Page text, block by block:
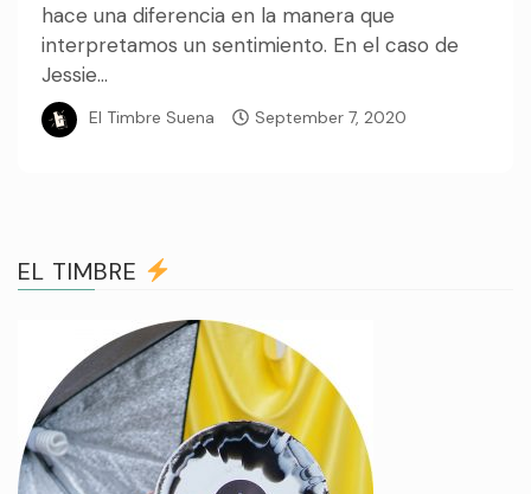
hace una diferencia en la manera que
interpretamos un sentimiento. En el caso de
Jessie...
El Timbre Suena September 7, 2020
EL TIMBRE